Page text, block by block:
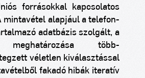
forrásokkal kapcsolatos
mintavétel alapjául a telefon-
adatbázis szolgált, a
meghatározása több-
véletlen kiválasztással
fakadó hibák iteratív